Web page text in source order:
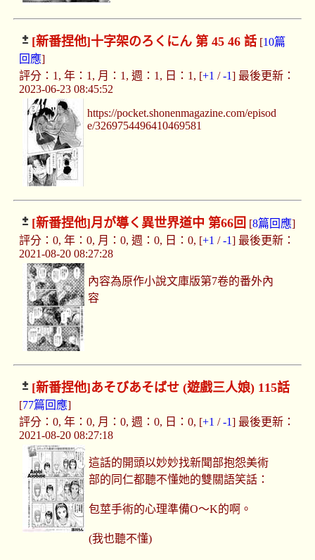
[新番捏他]十字架のろくにん 第 45 46 話[10篇
回應]
評分：1, 年：1, 月：1, 週：1, 日：1, [+1 /-1] 最後更新：
2023-06-23 08:45:52
https://pocket.shonenmagazine.com/episod
e/3269754496410469581
[新番捏他]月が導く異世界道中 第66回 [8篇回應]
評分：0, 年：0, 月：0, 週：0, 日：0, [+1 /-1] 最後更新：
2021-08-20 08:27:28
內容為原作小說文庫版第7卷的番外內
容
[新番捏他]あそびあそばせ (遊戲三人娘) 115話
[77篇回應]
評分：0, 年：0, 月：0, 週：0, 日：0, [+1 /-1] 最後更新：
2021-08-20 08:27:18
這話的開頭以妙妙找新聞部抱怨美術
部的同仁都聽不懂她的雙關語笑話：
包莖手術的心理準備O～K的啊。
(我也聽不懂)